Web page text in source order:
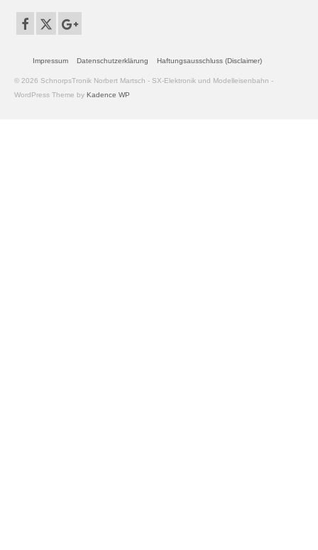
Impressum Datenschutzerklärung Haftungsausschluss (Disclaimer)
© 2026 SchnorpsTronik Norbert Martsch - SX-Elektronik und Modelleisenbahn -
WordPress Theme by Kadence WP